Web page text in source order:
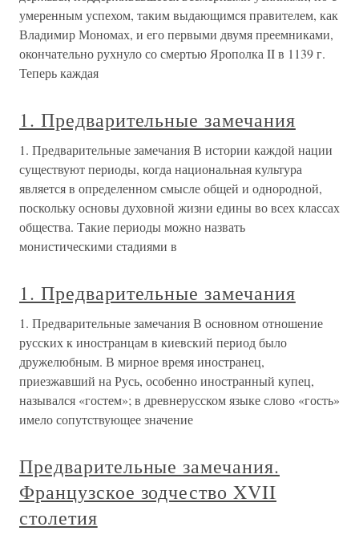
умеренным успехом, таким выдающимся правителем, как
Владимир Мономах, и его первыми двумя преемниками,
окончательно рухнуло со смертью Ярополка II в 1139 г.
Теперь каждая
1. Предварительные замечания
1. Предварительные замечания В истории каждой нации
существуют периоды, когда национальная культура
является в определенном смысле общей и однородной,
поскольку основы духовной жизни едины во всех классах
общества. Такие периоды можно назвать
монистическими стадиями в
1. Предварительные замечания
1. Предварительные замечания В основном отношение
русских к иностранцам в киевский период было
дружелюбным. В мирное время иностранец,
приезжавший на Русь, особенно иностранный купец,
назывался «гостем»; в древнерусском языке слово «гость»
имело сопутствующее значение
Предварительные замечания.
Французское зодчество XVII
столетия